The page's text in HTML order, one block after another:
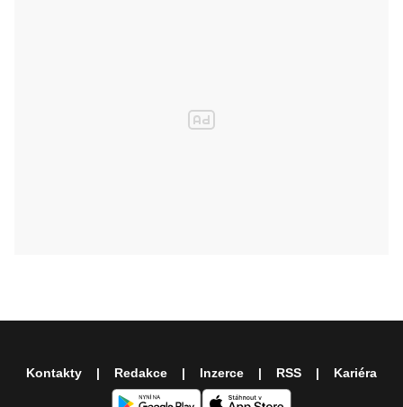
Kontakty Redakce Inzerce RSS Kariéra